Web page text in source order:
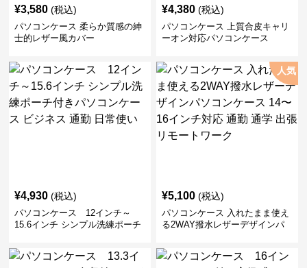
¥3,580 (税込)
パソコンケース 柔らか質感の紳
士的レザー風カバー
¥4,380 (税込)
パソコンケース 上質合皮キャリ
ーオン対応パソコンケース
¥4,930 (税込)
パソコンケース 12インチ～
15.6インチ シンプル洗練ポーチ
勤 日常使い
人気
¥5,100 (税込)
パソコンケース 入れたまま使え
る2WAY撥水レザーデザインパ
通勤 通学 出張 リモートワーク